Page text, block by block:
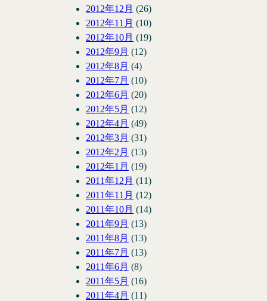
2012年12月 (26)
2012年11月 (10)
2012年10月 (19)
2012年9月 (12)
2012年8月 (4)
2012年7月 (10)
2012年6月 (20)
2012年5月 (12)
2012年4月 (49)
2012年3月 (31)
2012年2月 (13)
2012年1月 (19)
2011年12月 (11)
2011年11月 (12)
2011年10月 (14)
2011年9月 (13)
2011年8月 (13)
2011年7月 (13)
2011年6月 (8)
2011年5月 (16)
2011年4月 (11)